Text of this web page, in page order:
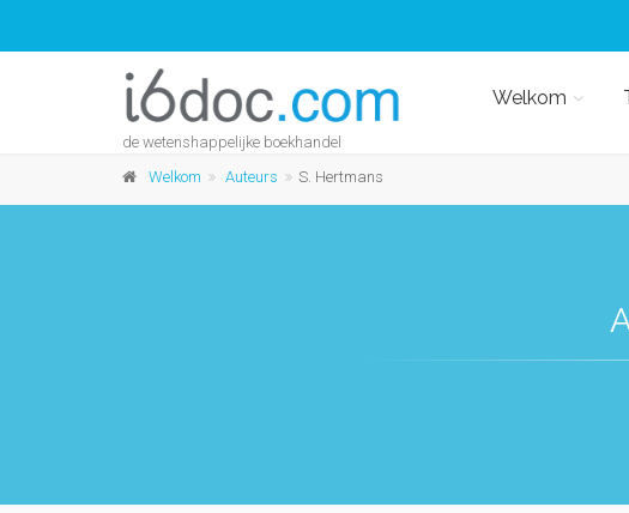
de wetenshappelijke boekhandel
Welkom
Welkom Auteurs S. Hertmans